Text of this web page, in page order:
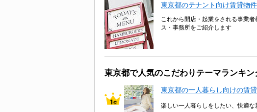
東京都のテナント向け賃貸物件
これから開店・起業をされる事業
ス・事務所をご紹介します
東京都で人気のこだわりテーマランキン
東京都の一人暮らし向けの賃
楽しい一人暮らしをしたい、快適